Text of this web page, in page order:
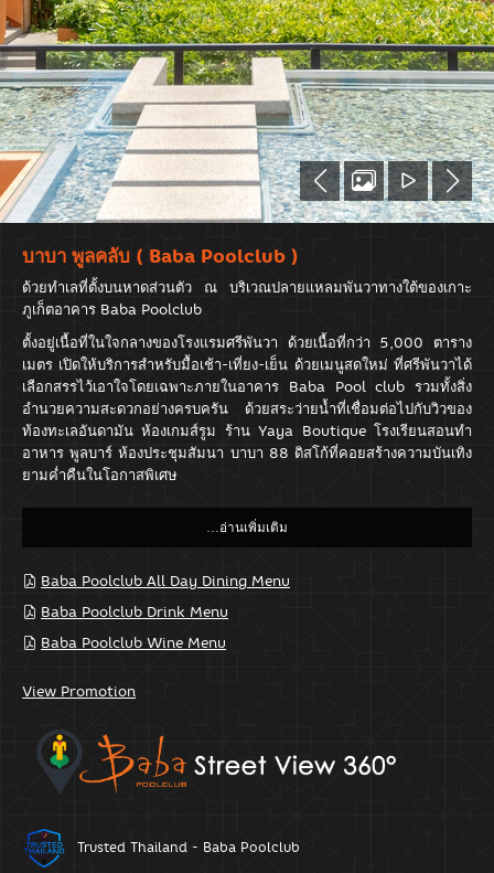
บาบา พูลคลับ ( Baba Poolclub )
ด้วยทำเลที่ตั้งบนหาดส่วนตัว ณ บริเวณปลายแหลมพันวาทางใต้ของเกาะ
ภูเก็ตอาคาร Baba Poolclub
ตั้งอยู่เนื้อที่ในใจกลางของโรงแรมศรีพันวา ด้วยเนื้อที่กว่า 5,000 ตาราง
เมตร เปิดให้บริการสำหรับมื้อเช้า-เที่ยง-เย็น ด้วยเมนูสดใหม่ ที่ศรีพันวาได้
เลือกสรรไว้เอาใจโดยเฉพาะภายในอาคาร Baba Pool club รวมทั้งสิ่ง
อำนวยความสะดวกอย่างครบครัน ด้วยสระว่ายน้ำที่เชื่อมต่อไปกับวิวของ
ท้องทะเลอันดามัน ห้องเกมส์รูม ร้าน Yaya Boutique โรงเรียนสอนทำ
อาหาร พูลบาร์ ห้องประชุมสัมนา บาบา 88 ดิสโก้ที่คอยสร้างความบันเทิง
ยามค่ำคืนในโอกาสพิเศษ
Baba Poolclub All Day Dining Menu
Baba Poolclub Drink Menu
Baba Poolclub Wine Menu
View Promotion
Trusted Thailand - Baba Poolclub